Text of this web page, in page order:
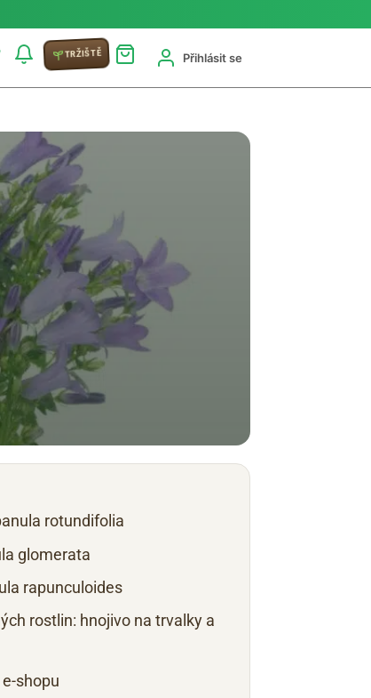
TRŽIŠTĚ Přihlásit se
rotundifolia
glomerata
rapunculoides
rostlin: hnojivo na trvalky a
shopu